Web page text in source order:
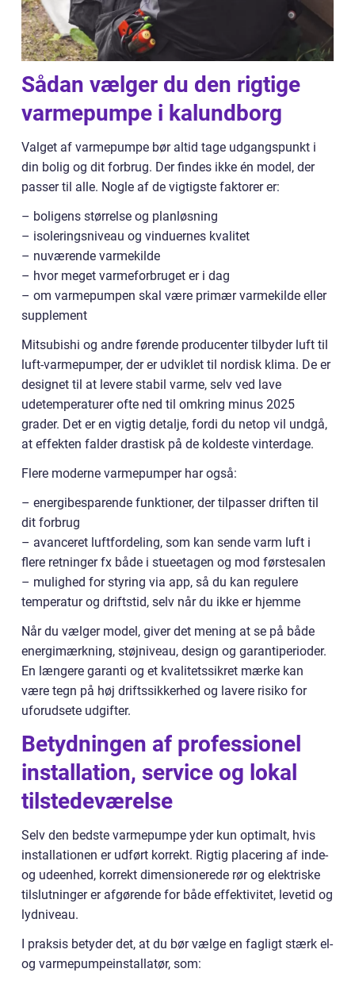
Sådan vælger du den rigtige
varmepumpe i kalundborg
Valget af varmepumpe bør altid tage udgangspunkt i
din bolig og dit forbrug. Der findes ikke én model, der
passer til alle. Nogle af de vigtigste faktorer er:
– boligens størrelse og planløsning
– isoleringsniveau og vinduernes kvalitet
– nuværende varmekilde
– hvor meget varmeforbruget er i dag
– om varmepumpen skal være primær varmekilde eller
supplement
Mitsubishi og andre førende producenter tilbyder luft til
luft-varmepumper, der er udviklet til nordisk klima. De er
designet til at levere stabil varme, selv ved lave
udetemperaturer ofte ned til omkring minus 2025
grader. Det er en vigtig detalje, fordi du netop vil undgå,
at effekten falder drastisk på de koldeste vinterdage.
Flere moderne varmepumper har også:
– energibesparende funktioner, der tilpasser driften til
dit forbrug
– avanceret luftfordeling, som kan sende varm luft i
flere retninger fx både i stueetagen og mod førstesalen
– mulighed for styring via app, så du kan regulere
temperatur og driftstid, selv når du ikke er hjemme
Når du vælger model, giver det mening at se på både
energimærkning, støjniveau, design og garantiperioder.
En længere garanti og et kvalitetssikret mærke kan
være tegn på høj driftssikkerhed og lavere risiko for
uforudsete udgifter.
Betydningen af professionel
installation, service og lokal
tilstedeværelse
Selv den bedste varmepumpe yder kun optimalt, hvis
installationen er udført korrekt. Rigtig placering af inde-
og udeenhed, korrekt dimensionerede rør og elektriske
tilslutninger er afgørende for både effektivitet, levetid og
lydniveau.
I praksis betyder det, at du bør vælge en fagligt stærk el-
og varmepumpeinstallatør, som: